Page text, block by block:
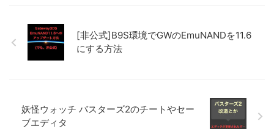
[非公式]B9S環境でGWのEmuNANDを11.6
にする方法
妖怪ウォッチ バスターズ2のチートやセー
ブエディタ